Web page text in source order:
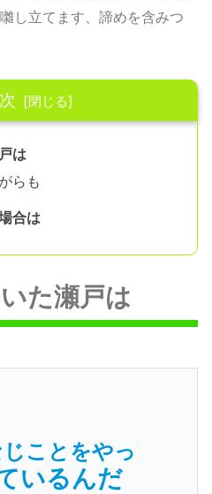
し立てます、諦めを含みつ
は
らも
合は
た瀬戸は
ことをやっ
いるんだ